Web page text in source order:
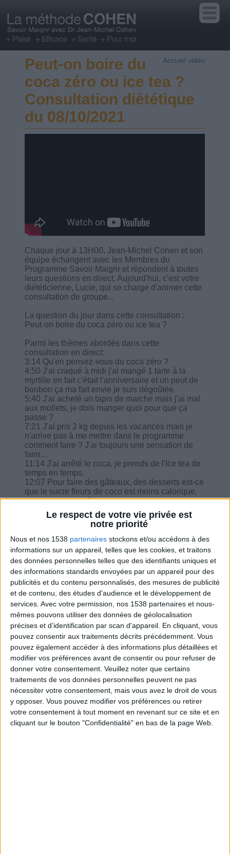
Le respect de votre vie privée est
notre priorité
Nous et nos 1538 partenaires stockons et/ou accédons à des
informations sur un appareil, telles que les cookies, et traitons
des données personnelles telles que des identifiants uniques et
des informations standards envoyées par un appareil pour des
publicités et du contenu personnalisés, des mesures de publicité
et de contenu, des études d'audience et le développement de
services. Avec votre permission, nos 1538 partenaires et nous-
mêmes pouvons utiliser des données de géolocalisation
précises et d’identification par scan d'appareil. En cliquant, vous
pouvez consentir aux traitements décrits précédemment. Vous
pouvez également accéder à des informations plus détaillées et
modifier vos préférences avant de consentir ou pour refuser de
donner votre consentement. Veuillez noter que certains
traitements de vos données personnelles peuvent ne pas
nécessiter votre consentement, mais vous avez le droit de vous
y opposer. Vous pouvez modifier vos préférences ou retirer
votre consentement à tout moment en revenant sur ce site et en
cliquant sur le bouton "Confidentialité" en bas de la page Web.
Accueil vidéo
Peut-on boire du
coca zéro ou ice tea ?
Consultation diététique
du 08/10/2021
Chaque jour à 13H00, Jean-Michel Cohen et son
équipe échangent avec les Membres du
Programme Savoir Maigrir et répondent à toutes
leurs questions en direct. Aujourd'hui, c'est votre
diététicienne, Lucie, qui se charge d'animer cette
consultation de groupe...
La question du jour dans cette consultation :
Peut-on boire du coca zéro ou ice tea ?
Parmi les thèmes abordés dans cette
consultation en direct:
3:14 Qu'en pensez-vous du coca zéro ?
4:50 J'ai craqué à midi j'ai mangé 1 tarte à la
myrtille en fait c'était l'anniversaire et un peut de
bonbon ça ma fait envie je suis dégoûtée.
5:40 J'ai acheté un tapis de marche mais j'ai mal
aux mollets, je dois manger quoi pour que ça
passe ?
7:21 J'ai pris 2 kg depuis les vacances mais je
n'arrive pas à me mettre dans le programme
comment faire ? J'ai toujours une sensation de
faim…
11:14 J'ai arrêté le coca, je prends de l'Ice tea de
temps en temps.
12:07 Pour faire des gâteaux, des desserts est-ce
que le sucre fleurs de coco est moins calorique,
sinon quel sucre ?
14:15 Dans le programme 1200 il n'y a pas de
fromage : quelle équivalence utiliser pour le
parmesan ? Combien est possible d'en mettre
dans un plat ?
15:07 Je n'ai rien perdu cette semaine pourtant
j'ai bien suivi le programme. Je prends des
médicamenteux…
16:55 Je n'ai plus trop envie de manger je préfère
du potage, est-ce que je peux mettre des
pommes de terre ? Et combien pour remplacer
ma protéine, que prendre ?
19:50 Des boissons Waterdrop moins sucré ?
Combien de kilos souhaitez-vous perdre ?
Moins de
5 kilos
De 5 à 10
kilos
Plus de
10 kilos